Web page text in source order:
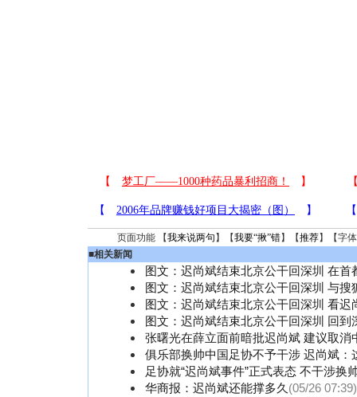
页面功能 【我来说两句 】【我要“揪”错】【推荐】【字
■相关新闻
图文：迟尚斌结束北京公干回深圳 在首
图文：迟尚斌结束北京公干回深圳 与搜
图文：迟尚斌结束北京公干回深圳 看迟
图文：迟尚斌结束北京公干回深圳 回到
张曙光在薛立面前暗批迟尚斌 建议取消
俱乐部换帅中国足协不予干涉 迟尚斌：
足协就“迟尚斌事件”正式表态 不干涉换
华商报：迟尚斌还能撑多久 (05/26 07:39)